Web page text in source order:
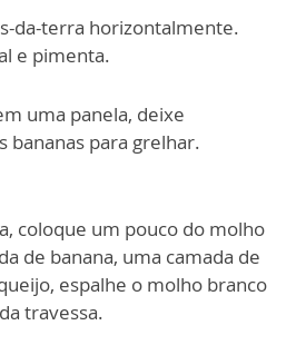
da-terra horizontalmente.
e pimenta.
uma panela, deixe
bananas para grelhar.
coloque um pouco do molho
de banana, uma camada de
espalhe o molho branco
travessa.